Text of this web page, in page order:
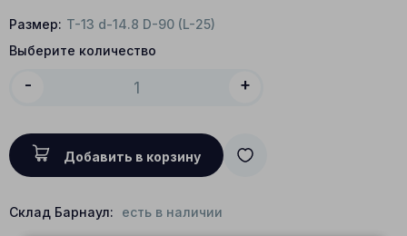
Размер: T-13 d-14.8 D-90 (L-25)
Выберите количество
- +
Добавить в корзину
Склад Барнаул: есть в наличии